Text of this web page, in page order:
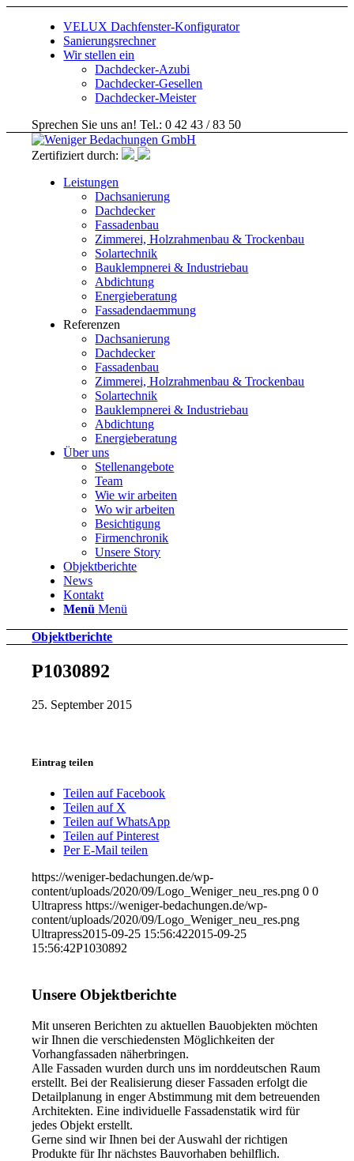
VELUX Dachfenster-Konfigurator
Sanierungsrechner
Wir stellen ein
Dachdecker-Azubi
Dachdecker-Gesellen
Dachdecker-Meister
Sprechen Sie uns an! Tel.: 0 42 43 / 83 50
Zertifiziert durch:
Leistungen
Dachsanierung
Dachdecker
Fassadenbau
Zimmerei, Holzrahmenbau & Trockenbau
Solartechnik
Bauklempnerei & Industriebau
Abdichtung
Energieberatung
Fassadendaemmung
Referenzen
Dachsanierung
Dachdecker
Fassadenbau
Zimmerei, Holzrahmenbau & Trockenbau
Solartechnik
Bauklempnerei & Industriebau
Abdichtung
Energieberatung
Über uns
Stellenangebote
Team
Wie wir arbeiten
Wo wir arbeiten
Besichtigung
Firmenchronik
Unsere Story
Objektberichte
News
Kontakt
Menü Menü
Objektberichte
P1030892
25. September 2015
Eintrag teilen
Teilen auf Facebook
Teilen auf X
Teilen auf WhatsApp
Teilen auf Pinterest
Per E-Mail teilen
https://weniger-bedachungen.de/wp-
content/uploads/2020/09/Logo_Weniger_neu_res.png 0 0
Ultrapress https://weniger-bedachungen.de/wp-
content/uploads/2020/09/Logo_Weniger_neu_res.png
Ultrapress2015-09-25 15:56:422015-09-25
15:56:42P1030892
Unsere Objektberichte
Mit unseren Berichten zu aktuellen Bauobjekten möchten
wir Ihnen die verschiedensten Möglichkeiten der
Vorhangfassaden näherbringen.
Alle Fassaden wurden durch uns im norddeutschen Raum
erstellt. Bei der Realisierung dieser Fassaden erfolgt die
Detailplanung in enger Abstimmung mit dem betreuenden
Architekten. Eine individuelle Fassadenstatik wird für
jedes Objekt erstellt.
Gerne sind wir Ihnen bei der Auswahl der richtigen
Produkte für Ihr nächstes Bauvorhaben behilflich.